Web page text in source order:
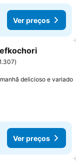
Ver preços
favoritos
delicioso e variado
Ver preços